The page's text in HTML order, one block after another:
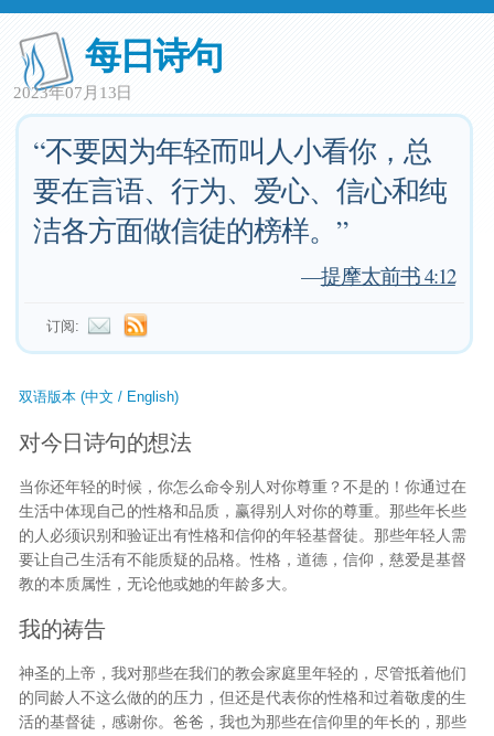
每日诗句
2023年07月13日
“不要因为年轻而叫人小看你，总
要在言语、行为、爱心、信心和纯
洁各方面做信徒的榜样。”
—提摩太前书 4:12
订阅:
双语版本 (中文 / English)
对今日诗句的想法
当你还年轻的时候，你怎么命令别人对你尊重？不是的！你通过在
生活中体现自己的性格和品质，赢得别人对你的尊重。那些年长些
的人必须识别和验证出有性格和信仰的年轻基督徒。那些年轻人需
要让自己生活有不能质疑的品格。性格，道德，信仰，慈爱是基督
教的本质属性，无论他或她的年龄多大。
我的祷告
神圣的上帝，我对那些在我们的教会家庭里年轻的，尽管抵着他们
的同龄人不这么做的的压力，但还是代表你的性格和过着敬虔的生
活的基督徒，感谢你。爸爸，我也为那些在信仰里的年长的，那些